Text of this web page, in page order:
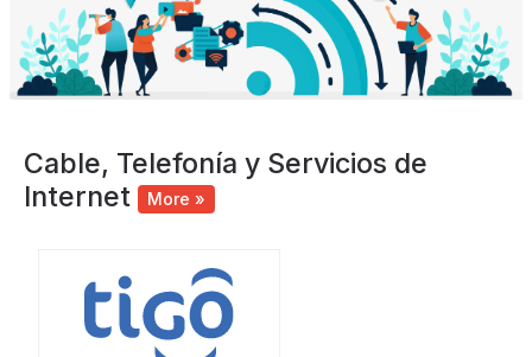
Cable, Telefonía y Servicios de
Internet
More »